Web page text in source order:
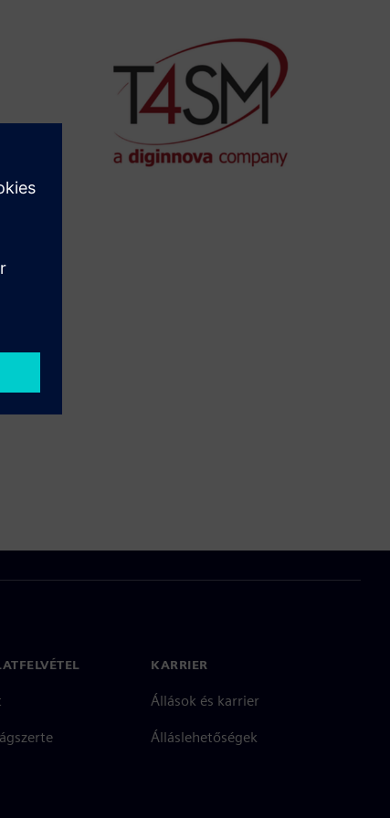
KARRIER
Állások és karrier
Álláslehetőségek